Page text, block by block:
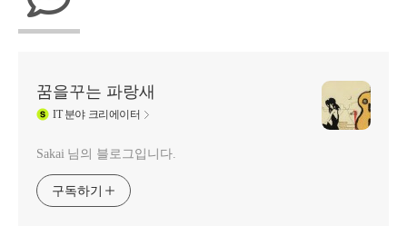
꿈을꾸는 파랑새
IT분야 크리에이터
Sakai 님의 블로그입니다.
구독하기